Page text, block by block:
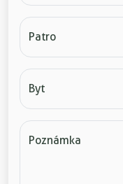
Patro
Byt
Poznámka